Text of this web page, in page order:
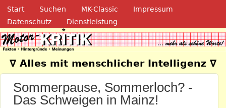
Direkt zum Inhalt
Navigation
Start Suchen MK-Classic
Impressum
Datenschutz
Dienstleistung
Motor-Kritik.de
∇ Alles mit menschlicher Intelligenz ∇
Sommerpause, Sommerloch? -
Das Schweigen in Mainz!